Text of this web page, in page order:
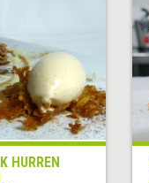
HURREN